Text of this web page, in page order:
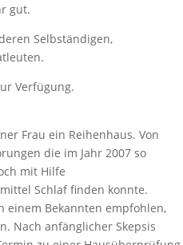
gut.
Selbständigen,
Verfügung.
Frau ein Reihenhaus. Von
die im Jahr 2007 so
mit Hilfe
Schlaf finden konnte.
einem Bekannten empfohlen,
Nach anfänglicher Skepsis